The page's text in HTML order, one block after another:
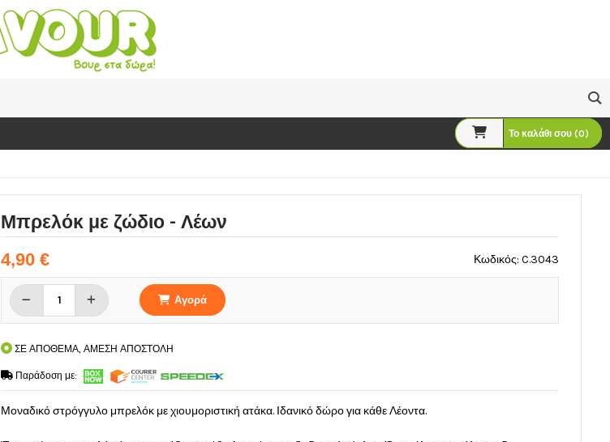
Το καλάθι σου (0)
Μπρελόκ με ζώδιο - Λέων
Κωδικός: C.3043
4,90 €
Αγορά
ΣΕ ΑΠΟΘΕΜΑ, ΑΜΕΣΗ ΑΠΟΣΤΟΛΗ
Παράδοση με:
Μοναδικό στρόγγυλο μπρελόκ με χιουμοριστική ατάκα. Ιδανικό δώρο για κάθε Λέοντα.